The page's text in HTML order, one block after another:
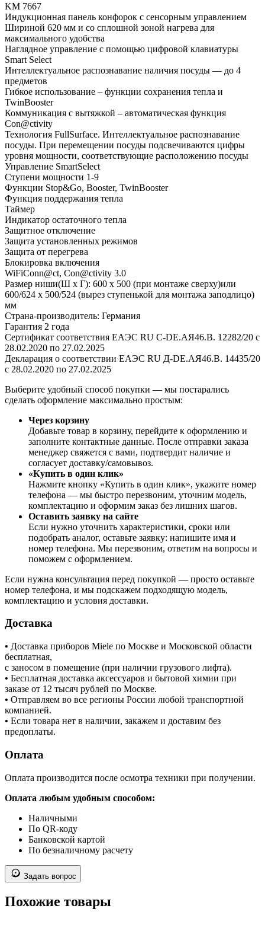
KM 7667
Индукционная панель конфорок с сенсорным управлением
Шириной 620 мм и со сплошной зоной нагрева для
максимального удобства
Наглядное управление с помощью цифровой клавиатуры
Smart Select
Интеллектуальное распознавание наличия посуды — до 4
предметов
Гибкое использование – функции сохранения тепла и
TwinBooster
Коммуникация с вытяжкой – автоматическая функция
Con@ctivity
Технология FullSurface. Интеллектуальное распознавание
посуды. При перемещении посуды подсвечиваются цифры
уровня мощности, соответствующие расположению посуды
Управление SmartSelect
Ступени мощности 1-9
Функции Stop&Go, Booster, TwinBooster
Функция поддержания тепла
Таймер
Индикатор остаточного тепла
Защитное отключение
Защита установленных режимов
Защита от перегрева
Блокировка включения
WiFiConn@ct, Con@ctivity 3.0
Размер ниши(Ш x Г): 600 х 500 (при монтаже сверху)или
600/624 x 500/524 (вырез ступенькой для монтажа заподлицо)
мм
Страна-производитель: Германия
Гарантия 2 года
Сертификат соответствия EAЭС RU C-DE.АЯ46.B. 12282/20 c
28.02.2020 по 27.02.2025
Декларация о соответствии EAЭС RU Д-DE.АЯ46.B. 14435/20
c 28.02.2020 по 27.02.2025
Выберите удобный способ покупки — мы постарались
сделать оформление максимально простым:
Через корзину
Добавьте товар в корзину, перейдите к оформлению и
заполните контактные данные. После отправки заказа
менеджер свяжется с вами, подтвердит наличие и
согласует доставку/самовывоз.
«Купить в один клик»
Нажмите кнопку «Купить в один клик», укажите номер
телефона — мы быстро перезвоним, уточним модель,
комплектацию и оформим заказ без лишних шагов.
Оставить заявку на сайте
Если нужно уточнить характеристики, сроки или
подобрать аналог, оставьте заявку: напишите имя и
номер телефона. Мы перезвоним, ответим на вопросы и
поможем с оформлением.
Если нужна консультация перед покупкой — просто оставьте
номер телефона, и мы подскажем подходящую модель,
комплектацию и условия доставки.
Доставка
• Доставка приборов Miele по Москве и Московской области
бесплатная,
с заносом в помещение (при наличии грузового лифта).
• Бесплатная доставка аксессуаров и бытовой химии при
заказе от 12 тысяч рублей по Москве.
• Отправляем во все регионы России любой транспортной
компанией.
• Если товара нет в наличии, закажем и доставим без
предоплаты.
Оплата
Оплата производится после осмотра техники при получении.
Оплата любым удобным способом:
Наличными
По QR-коду
Банковской картой
По безналичному расчету
Задать вопрос
Похожие товары